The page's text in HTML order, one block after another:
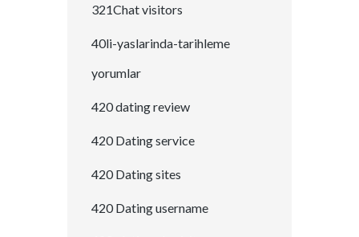
321Chat visitors
40li-yaslarinda-tarihleme
yorumlar
420 dating review
420 Dating service
420 Dating sites
420 Dating username